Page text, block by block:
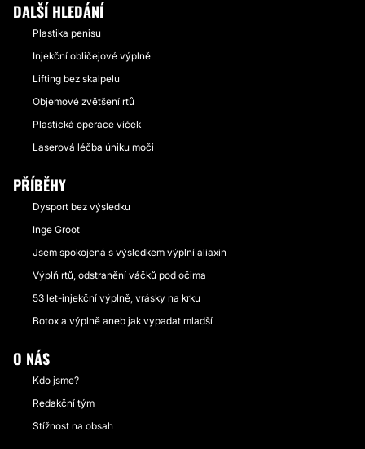
DALŠÍ HLEDÁNÍ
Plastika penisu
Injekční obličejové výplně
Lifting bez skalpelu
Objemové zvětšení rtů
Plastická operace víček
Laserová léčba úniku moči
PŘÍBĚHY
Dysport bez výsledku
Inge Groot
Jsem spokojená s výsledkem výplní aliaxin
Výplň rtů, odstranění váčků pod očima
53 let-injekční výplně, vrásky na krku
Botox a výplně aneb jak vypadat mladší
O NÁS
Kdo jsme?
Redakční tým
Stížnost na obsah